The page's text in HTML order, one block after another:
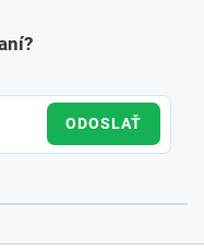
ODOSLAŤ